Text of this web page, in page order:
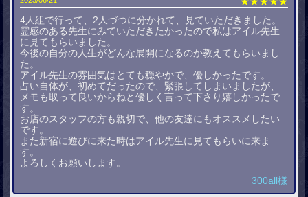
4人組で行って、2人づつに分かれて、見ていただきました。
霊感のある先生にみていただきたかったので私はアイル先生
に見てもらいました。
今後の自分の人生がどんな展開になるのか教えてもらいまし
た。
アイル先生の雰囲気はとても穏やかで、優しかったです。
占い自体が、初めてだったので、緊張してしまいましたが、
メモも取って良いからねと優しく言って下さり嬉しかったで
す。
お店のスタッフの方も親切で、他の友達にもオススメしたい
です。
また新宿に遊びに来た時はアイル先生に見てもらいに来ま
す。
よろしくお願いします。
300all様